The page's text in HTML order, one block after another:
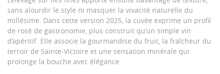
sans alourdir le style ni masquer la vivacité naturelle du
millésime. Dans cette version 2025, la cuvée exprime un profil
de rosé de gastronomie, plus construit qu’un simple vin
d’apéritif. Elle associe la gourmandise du fruit, la fraîcheur du
terroir de Sainte-Victoire et une sensation minérale qui
prolonge la bouche avec élégance.